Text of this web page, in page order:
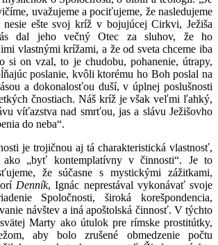
uvažujeme a pociťujeme, že nasledujeme
nesie ešte svoj kríž v bojujúcej Cirkvi, Ježiša
dal jeho večný Otec za sluhov, že ho
vlastnými krížami, a že od sveta chceme iba
si on vzal, to je chudobu, pohanenie, útrapy,
poslanie, kvôli ktorému ho Boh poslal na
a dokonalosťou duší, v úplnej poslušnosti
čnostiach. Náš kríž je však veľmi ľahký,
víťazstva nad smrťou, jas a slávu Ježišovho
do neba“.
je trojičnou aj tá charakteristická vlastnosť,
ako „byť kontemplatívny v činnosti“. Je to
že súčasne s mystickými zážitkami,
Denník, Ignác neprestával vykonávať svoje
Spoločnosti, široká korešpondencia,
návštev a iná apoštolská činnosť. V týchto
Marty ako útulok pre rímske prostitútky,
aby bolo zrušené obmedzenie počtu